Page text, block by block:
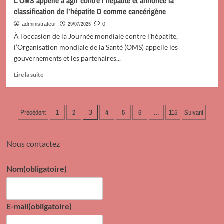
la
planification
François
Mutombo
annonce
fête
des
ce
10
août
classification de l’hépatite D comme cancérigène
administrateur 29/07/2025 0
À l’occasion de la Journée mondiale contre l’hépatite,
l’Organisation mondiale de la Santé (OMS) appelle les
gouvernements et les partenaires...
Lire la suiteEn
L’OMS
appelle
agir
contre
et
annonce
de
l’hépatite
Pagination
publications
Précédent 1 2 3 4 5 6 … 115 Suivant
Nous contactez
Nom(obligatoire)
E-mail(obligatoire)